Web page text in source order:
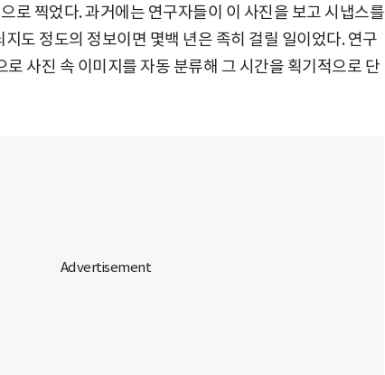
로 찍었다. 과거에는 연구자들이 이 사진을 보고 시냅스를
도 정도의 정보이면 몇백 년은 족히 걸릴 일이었다. 연구
사진 속 이미지를 자동 분류해 그 시간을 획기적으로 단